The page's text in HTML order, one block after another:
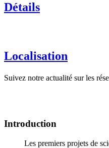
Détails
Localisation
Suivez notre actualité sur les
Introduction
Les premiers projets de